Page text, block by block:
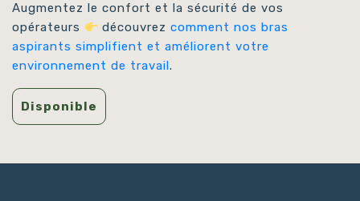
Augmentez le confort et la sécurité de vos
opérateurs
découvrezcomment nos bras
aspirants simplifient et améliorent votre
environnement de travail.
Disponible